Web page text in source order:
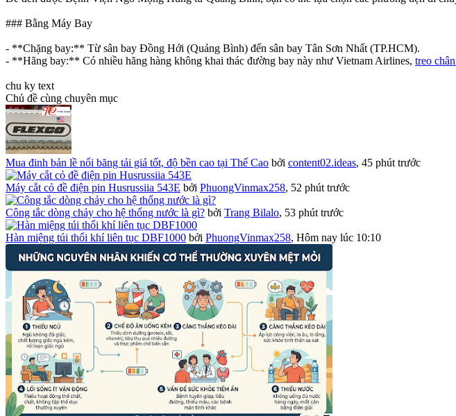
### Bằng Máy Bay
- **Chặng bay:** Từ sân bay Đồng Hới (Quảng Bình) đến sân bay Tân Sơn Nhất (TP.HCM).
- **Hãng bay:** Có nhiều hãng hàng không khai thác đường bay này như Vietnam Airlines, treo
chu ky text
Chủ đề cùng chuyên mục
Mua đinh bản lề nối băng tải giá tốt, độ bền cao tại Thế Cao bởi content02.ideas, 45 phút trước
Máy cắt cỏ đề điện pin Husrussiia 543E bởi PhuongVinmax258, 52 phút trước
Công tắc dòng chảy cho hệ thống nước là gì? bởi Trang Bilalo, 53 phút trước
Hàn miệng túi thổi khí liên tục DBF1000 bởi PhuongVinmax258, Hôm nay lúc 10:10